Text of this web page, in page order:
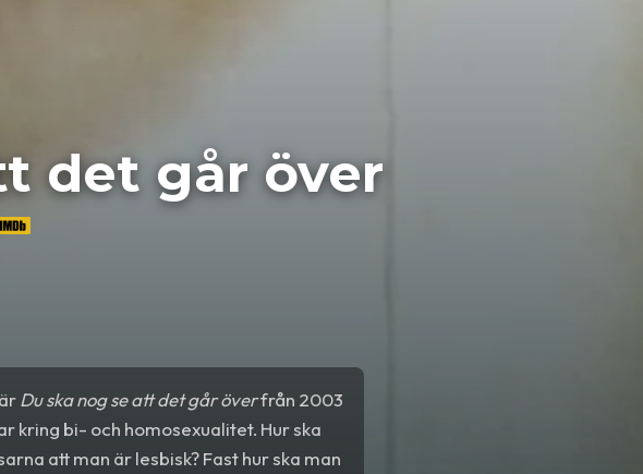
det går över
Du ska nog se att det går överfrån 2003
kring bi- och homosexualitet. Hur ska
att man är lesbisk? Fast hur ska man